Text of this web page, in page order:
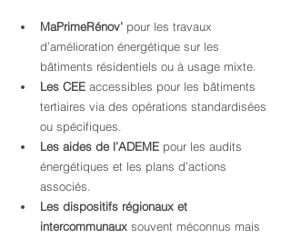
MaPrimeRénov’ pour les travaux
d’amélioration énergétique sur les
bâtiments résidentiels ou à usage mixte.
Les CEE accessibles pour les bâtiments
tertiaires via des opérations standardisées
ou spécifiques.
Les aides de l’ADEME pour les audits
énergétiques et les plans d’actions
associés.
Les dispositifs régionaux et
intercommunaux souvent méconnus mais